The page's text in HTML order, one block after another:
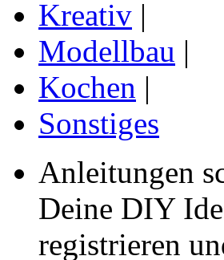
Kreativ |
Modellbau |
Kochen |
Sonstiges
Anleitungen
Deine DIY
registrieren